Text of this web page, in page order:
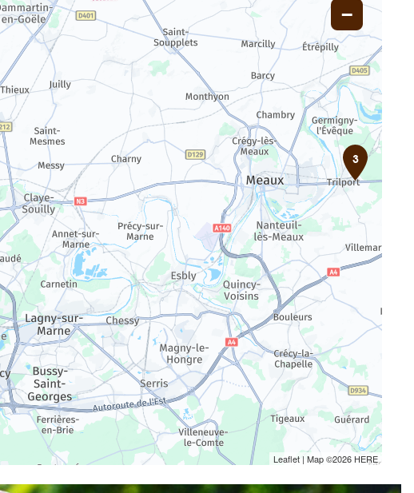
3
−
Leaflet| Map ©2026 HERE